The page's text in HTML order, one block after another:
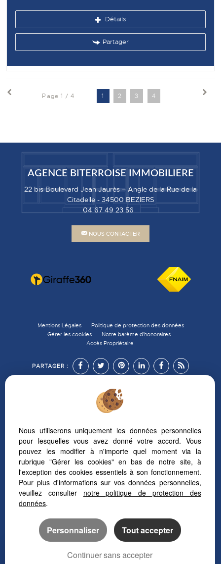
Détails
Partager
Page 1 / 4 1 2 3 4
AGENCE BITERROISE IMMOBILIERE
22 bis Boulevard Jean Jaurès – Angle de la Rue de la
Citadelle- 34500 BEZIERS
04 67 49 23 56
NOUS CONTACTER
Mentions Légales
Politique de protection des données
Gérer les cookies
Notre barème d'honoraires
Accès Propriétaire
PARTAGER :
Afin de vous offrir un confort de lecture permanent,
depuis votre PC, votre tablette ou votre smartphone,
notre site s’adapte automatiquement aux différents types
d'écrans
Nous utiliserons uniquement les données personnelles
pour lesquelles vous avez donné votre accord. Vous
pouvez les modifier à n'importe quel moment via la
rubrique "Gérer les cookies" en bas de notre site, à
l'exception des cookies essentiels à son fonctionnement.
Pour plus d'informations sur vos données personnelles,
veuillez consulter notre politique de protection des
données.
Personnaliser Tout accepter
Continuer sans accepter